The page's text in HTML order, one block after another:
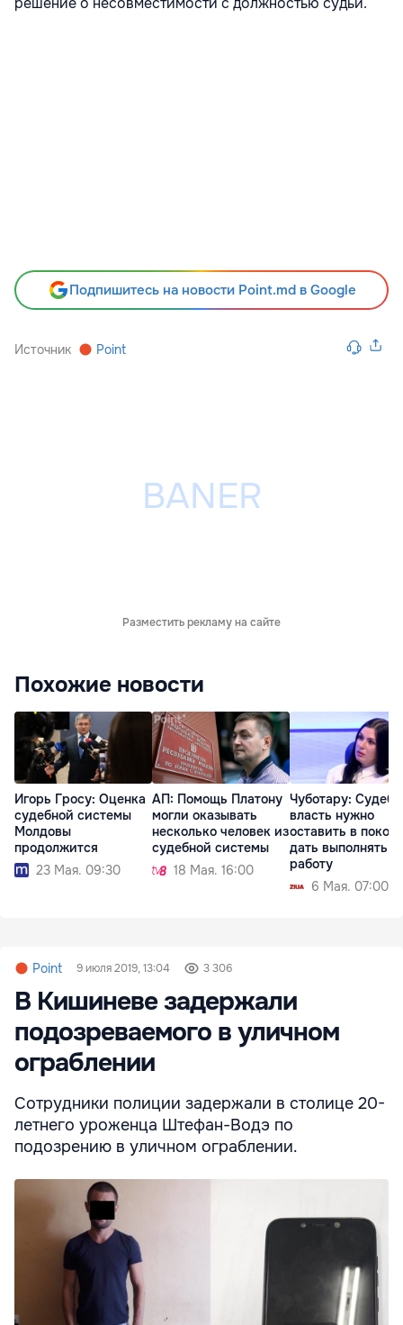
Подпишитесь на новости Point.md в Google
Источник Point
Разместить рекламу на сайте
Похожие новости
Игорь Гросу: Оценка
судебной системы
Молдовы
продолжится
23 Мая. 09:30
АП: Помощь Платону
могли оказывать
несколько человек из
судебной системы
18 Мая. 16:00
Чуботару:
власть нужно
оставить в покое
дать выполнять
работу
6 Мая. 07:00
Point 9 июля 2019, 13:04 3 306
В Кишиневе задержали
подозреваемого в уличном
ограблении
Сотрудники полиции задержали в столице 20-
летнего уроженца Штефан-Водэ по
подозрению в уличном ограблении.